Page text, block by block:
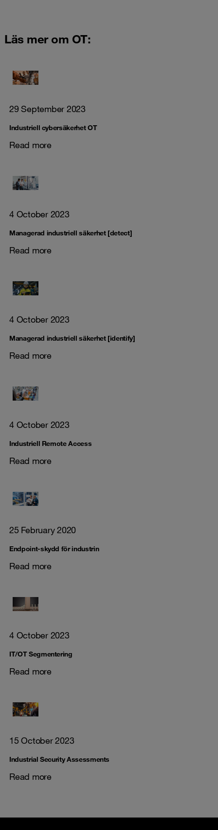
Läs mer om OT:
29 September 2023
Industriell cybersäkerhet OT
Read more
4 October 2023
Managerad industriell säkerhet [detect]
Read more
4 October 2023
Managerad industriell säkerhet [identify]
Read more
4 October 2023
Industriell Remote Access
Read more
25 February 2020
Endpoint-skydd för industrin
Read more
4 October 2023
IT/OT Segmentering
Read more
15 October 2023
Industrial Security Assessments
Read more